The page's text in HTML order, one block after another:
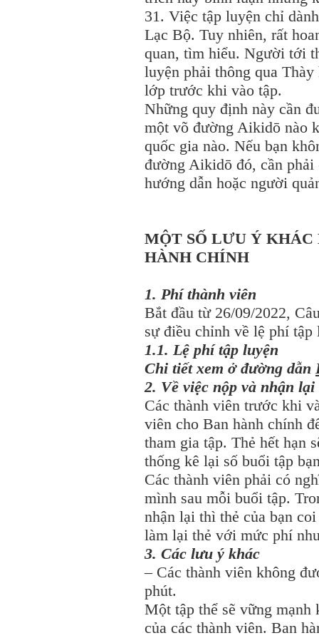
31. Việc tập luyện chỉ
Lạc Bộ. Tuy nhiên, rất
quan, tìm hiểu. Người tới
luyện phải thông qua
lớp trước khi vào tập.
Những quy định này cần
một võ đường Aikidō nào
quốc gia nào. Nếu bạn
đường Aikidō đó, cần
hướng dẫn hoặc người
MỘT SỐ LƯU Ý
HÀNH CHÍNH
1. Phí thành viên
Bắt đầu từ 26/09/2022,
sự điều chỉnh về lệ phí
1.1. Lệ phí tập luyện
Chi tiết xem ở đường dẫn
2. Về việc nộp và nhận
Các thành viên trước khi
viên cho Ban hành chính
tham gia tập. Thẻ hết hạn
thống kê lại số buổi tập
Các thành viên phải có
mình sau mỗi buổi tập.
nhận lại thì thẻ của bạn
làm lại thẻ với mức phí
3. Các lưu ý khác
– Các thành viên không
phút.
Một tập thể sẽ vững
của các thành viên. Ban